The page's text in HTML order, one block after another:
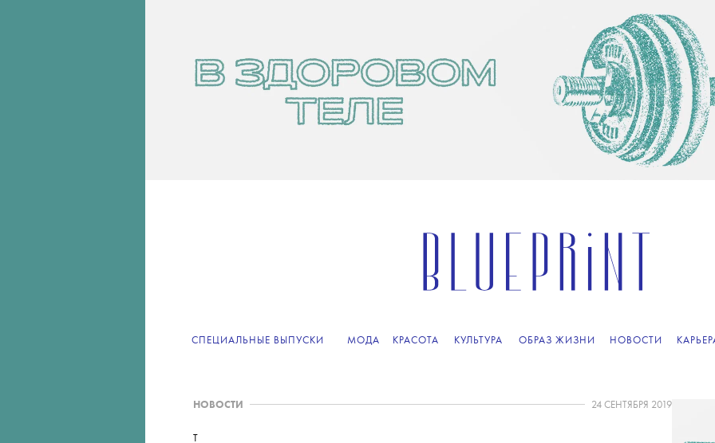
СПЕЦИАЛЬНЫЕ ВЫПУСКИ МОДА КРАСОТА КУЛЬТУРА ОБРАЗ ЖИЗНИ НОВОСТИ
НОВОСТИ 24 СЕНТЯБРЯ 2019